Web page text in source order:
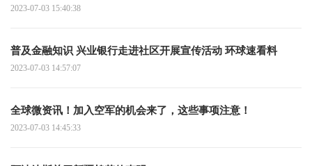
2023-07-03 15:40:38
普及金融知识 兴业银行走进社区开展宣传活动 环球速看料
2023-07-03 14:57:07
全球微资讯！加入空军的机会来了，这些事项注意！
2023-07-03 14:45:33